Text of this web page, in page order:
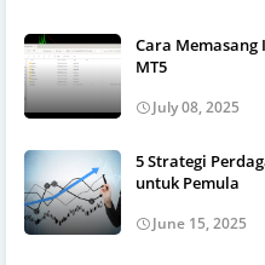
Cara Memasang
MT5
July 08, 2025
5 Strategi
untuk Pemula
June 15, 2025